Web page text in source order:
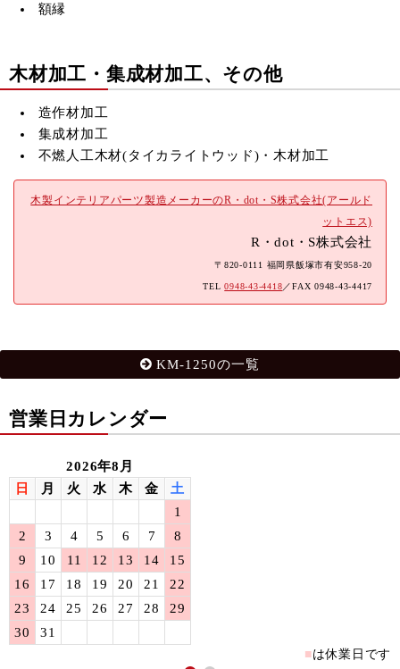
額縁
木材加工・集成材加工、その他
造作材加工
集成材加工
不燃人工木材(タイカライトウッド)・木材加工
木製インテリアパーツ製造メーカーのR・dot・S株式会社(アールド
ットエス)
R・dot・S株式会社
〒820-0111 福岡県飯塚市有安958-20
TEL0948-43-4418／FAX 0948-43-4417
KM-1250の一覧
営業日カレンダー
2026年8月
日
月 火 水 木 金
土
1
2
3 4 5 6 7
8
9
10 11 12 13 14
15
16
17 18 19 20 21
22
23
24 25 26 27 28
29
30
31
■は休業日です